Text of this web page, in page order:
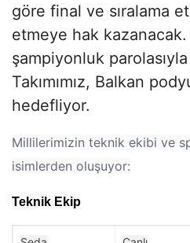
göre final ve sıralama
etmeye hak
şampiyonluk
Takımımız, Balkan
hedefliyor.
Millilerimizin teknik ekibi ve
isimlerden oluşuyor:
Teknik Ekip